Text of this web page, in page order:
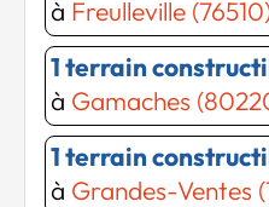
à Freulleville
1 terrain
à Gamaches
1 terrain
à Grandes-Ventes